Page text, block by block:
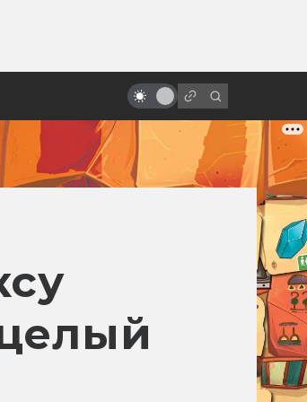
и сотворение «Чужого»